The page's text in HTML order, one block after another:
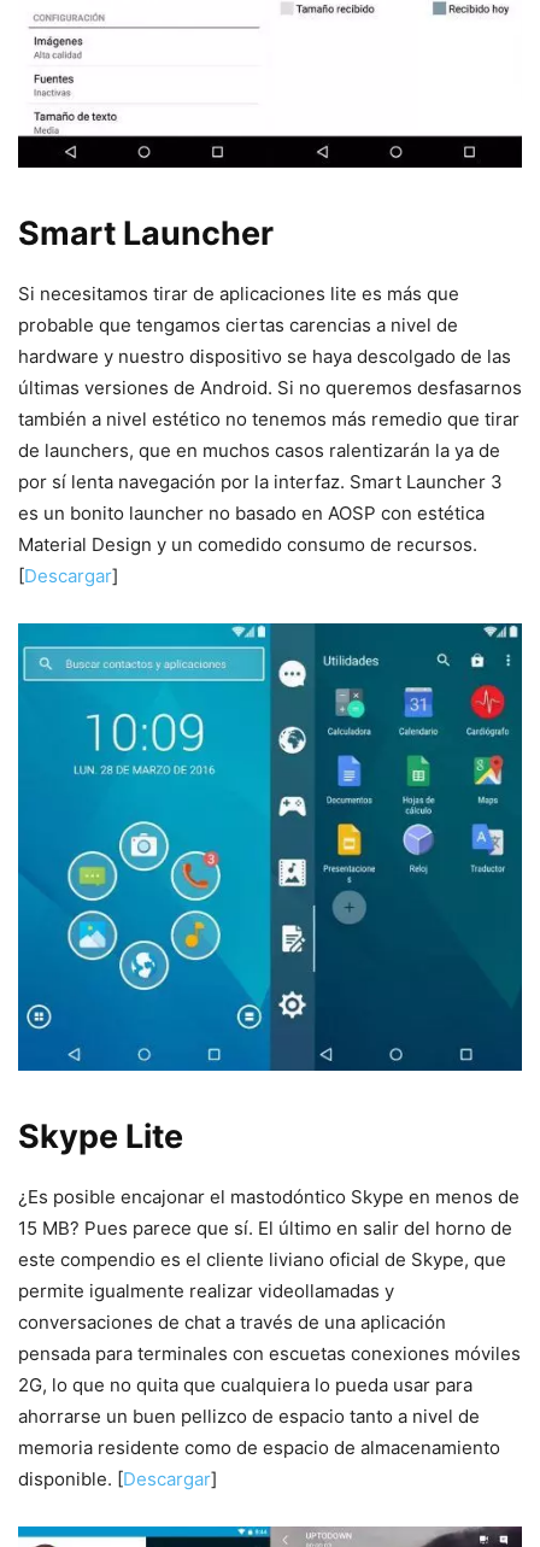
Smart Launcher
Si necesitamos tirar de aplicaciones lite es más que
probable que tengamos ciertas carencias a nivel de
hardware y nuestro dispositivo se haya descolgado de las
últimas versiones de Android. Si no queremos desfasarnos
también a nivel estético no tenemos más remedio que tirar
de launchers, que en muchos casos ralentizarán la ya de
por sí lenta navegación por la interfaz. Smart Launcher 3
es un bonito launcher no basado en AOSP con estética
Material Design y un comedido consumo de recursos.
[Descargar]
Skype Lite
¿Es posible encajonar el mastodóntico Skype en menos de
15 MB? Pues parece que sí. El último en salir del horno de
este compendio es el cliente liviano oficial de Skype, que
permite igualmente realizar videollamadas y
conversaciones de chat a través de una aplicación
pensada para terminales con escuetas conexiones móviles
2G, lo que no quita que cualquiera lo pueda usar para
ahorrarse un buen pellizco de espacio tanto a nivel de
memoria residente como de espacio de almacenamiento
disponible. [Descargar]